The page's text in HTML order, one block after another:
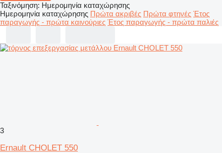
Ταξινόμηση: Ημερομηνία καταχώρησης
Ημερομηνία καταχώρησης Πρώτα ακριβές Πρώτα φτηνές Έτος
παραγωγής - πρώτα καινούριες Έτος παραγωγής - πρώτα παλιές
3
Ernault CHOLET 550